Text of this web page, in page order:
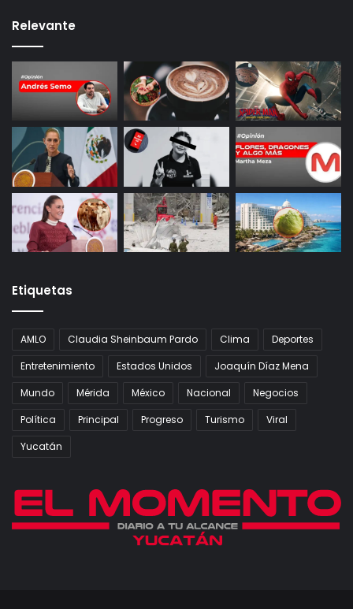
Relevante
Etiquetas
AMLO Claudia Sheinbaum Pardo Clima
Deportes
Entretenimiento
Estados Unidos
Joaquín Díaz Mena
Mundo
Mérida México Nacional
Negocios
Política
Principal Progreso Turismo
Viral
Yucatán